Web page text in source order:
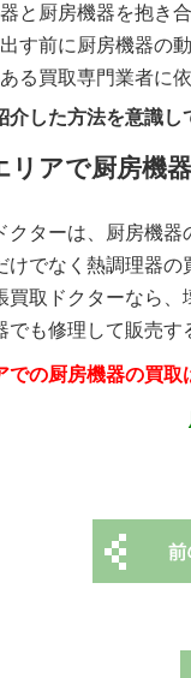
と厨房機器を抱き
す前に厨房機器の
る買取専門業者に
介した方法を意識
リアで厨房機
クターは、厨房機器
けでなく熱調理器の
買取ドクターなら
でも修理して販売す
での厨房機器の買取